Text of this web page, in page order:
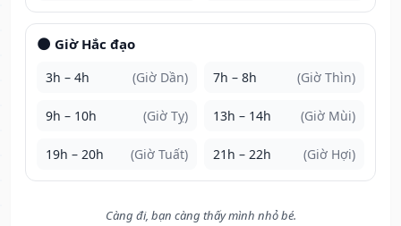
🌑 Giờ Hắc đạo
3h – 4h (Giờ Dần) 7h – 8h (Giờ Thìn)
9h – 10h (Giờ Tỵ) 13h – 14h (Giờ Mùi)
19h – 20h (Giờ Tuất) 21h – 22h (Giờ Hợi)
Càng đi, bạn càng thấy mình nhỏ bé.